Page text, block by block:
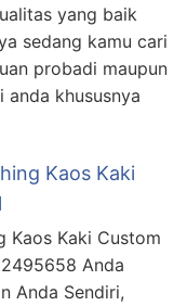
yang baik
sedang kamu cari
probadi maupun
khususnya
Kaos Kaki
Kaos Kaki Custom
Anda
Anda Sendiri,